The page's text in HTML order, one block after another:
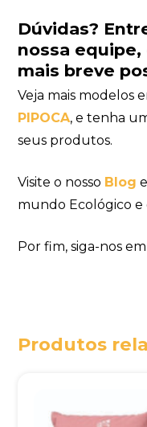
Dúvidas?
nossa equipe,
mais breve
Veja mais modelos
PIPOCA, e tenha
seus produtos.
Visite o nosso Blog
mundo Ecológico e
Por fim, siga-nos
Produtos